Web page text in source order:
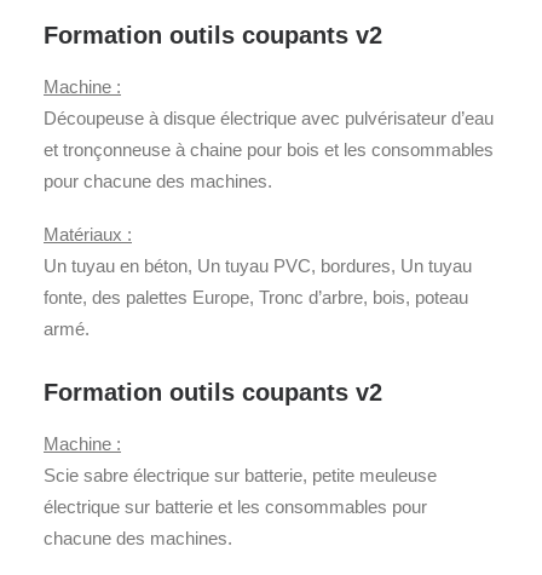
Formation outils coupants v2
Machine :
Découpeuse à disque électrique avec pulvérisateur d’eau
et tronçonneuse à chaine pour bois et les consommables
pour chacune des machines.
Matériaux :
Un tuyau en béton, Un tuyau PVC, bordures, Un tuyau
fonte, des palettes Europe, Tronc d’arbre, bois, poteau
armé.
Formation outils coupants v2
Machine :
Scie sabre électrique sur batterie, petite meuleuse
électrique sur batterie et les consommables pour
chacune des machines.